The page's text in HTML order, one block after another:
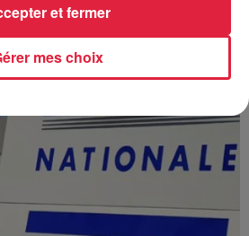
mes choix
et fermer